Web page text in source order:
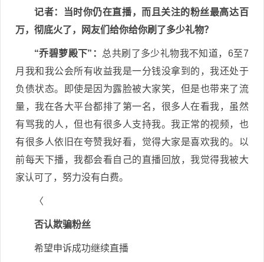
记者：当时你仍在直播，而且关注的粉丝最高达百
万，彻底火了，网友们给你给你刷了多少礼物？
“乔碧萝殿下”： 总共刷了多少礼物我不知道，6至7
月我和我公会所有收益我是一分钱没拿到的，我还处于
负债状态。即使是因为露脸被大家笑，但是也带来了流
量，我在各大平台都排了第一名，很多人在看我，虽然
有骂我的人，但也有很多人支持我。我正常的视频，也
有很多人依旧在夸赞我好看，觉得大家是喜欢我的。以
前每天下播，我都会看自己的直播回放，我觉得我被大
家认可了，努力没有白费。
〈
否认欺骗粉丝
希望申诉成功继续直播